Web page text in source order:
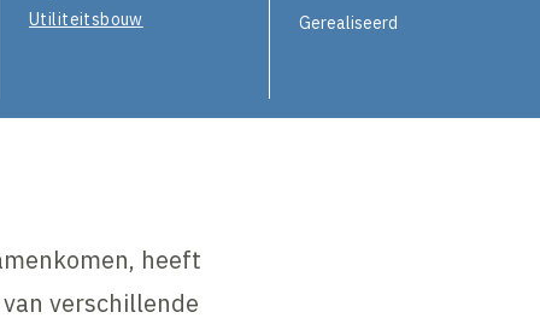
Utiliteitsbouw
Gerealiseerd
heeft
verschillende